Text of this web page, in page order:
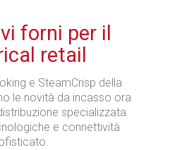
forni per il
retail
e SteamCrisp della
le novità da incasso ora
specializzata.
e connettività